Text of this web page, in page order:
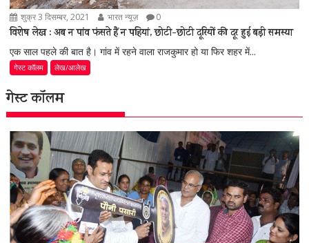
शुक्र 3 दिसम्बर, 2021 भारत न्यूज़ 0
विशेष लेख : अब न पांव फंसते हैं न पहियां, छोटी-छोटी दूरियों की दूर हुई बड़ी समस्या
एक साल पहले की बात है। गांव में रहने वाला राजकुमार हो या फिर शहर में...
गेस्ट कॉलम लेख/आलेख
गेस्ट कॉलम